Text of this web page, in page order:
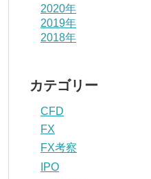
2020年
2019年
2018年
カテゴリー
CFD
FX
FX考察
IPO